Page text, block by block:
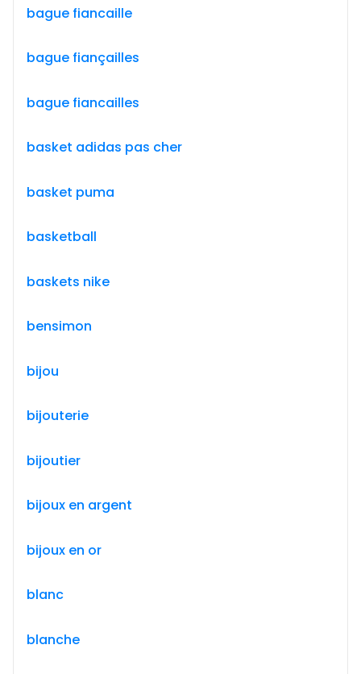
bague fiancaille
bague fiançailles
bague fiancailles
basket adidas pas cher
basket puma
basketball
baskets nike
bensimon
bijou
bijouterie
bijoutier
bijoux en argent
bijoux en or
blanc
blanche